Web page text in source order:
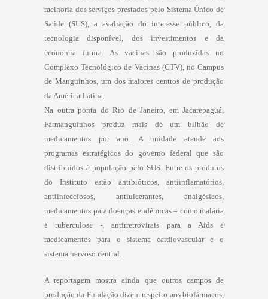
melhoria dos serviços prestados pelo Sistema Único de
Saúde (SUS), a avaliação do interesse público, da
tecnologia disponível, dos investimentos e da
economia futura. As vacinas são produzidas no
Complexo Tecnológico de Vacinas (CTV), no Campus
de Manguinhos, um dos maiores centros de produção
da América Latina.
Na outra ponta do Rio de Janeiro, em Jacarepaguá,
Farmanguinhos produz mais de um bilhão de
medicamentos por ano. A unidade atende aos
programas estratégicos do governo federal que são
distribuídos à população pelo SUS. Entre os produtos
do Instituto estão antibióticos, antiinflamatórios,
antiinfecciosos, antiulcerantes, analgésicos,
medicamentos para doenças endêmicas – como malária
e tuberculose -, antirretrovirais para a Aids e
medicamentos para o sistema cardiovascular e o
sistema nervoso central.
A reportagem mostra ainda que outros campos de
produção da Fundação dizem respeito aos biofármacos,